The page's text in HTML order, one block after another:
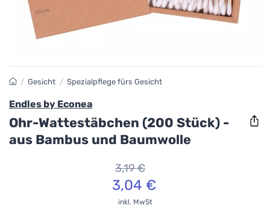
/ Gesicht / Spezialpflege fürs Gesicht
Endles by Econea
Ohr-Wattestäbchen (200 Stück) -
aus Bambus und Baumwolle
3,19 €
3,04 €
inkl. MwSt